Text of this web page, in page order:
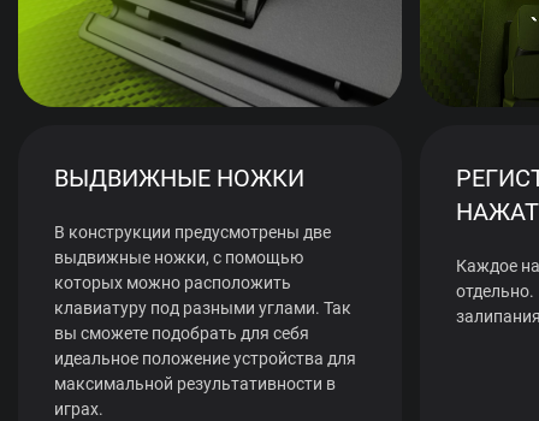
ВЫДВИЖНЫЕ НОЖКИ
В конструкции предусмотрены две
выдвижные ножки, с помощью
которых можно расположить
клавиатуру под разными углами. Так
вы сможете подобрать для себя
идеальное положение устройства для
максимальной результативности в
играх.
Каждое